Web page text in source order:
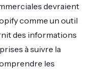
devraient
comme un outil
des informations
à suivre la
les